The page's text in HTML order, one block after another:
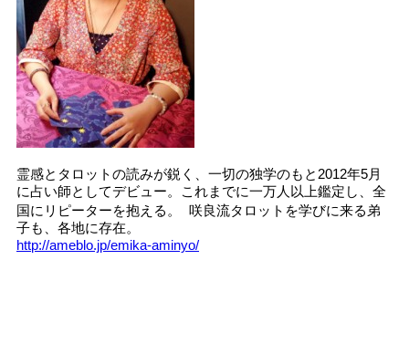
霊感とタロットの読みが鋭く、一切の独学のもと2012年5月
に占い師としてデビュー。これまでに一万人以上鑑定し、全
国にリピーターを抱える。 咲良流タロットを学びに来る弟
子も、各地に存在。
http://ameblo.jp/emika-aminyo/